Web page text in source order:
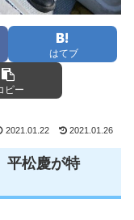
はてブ
ピー
2021.01.22 2021.01.26
平松慶が特